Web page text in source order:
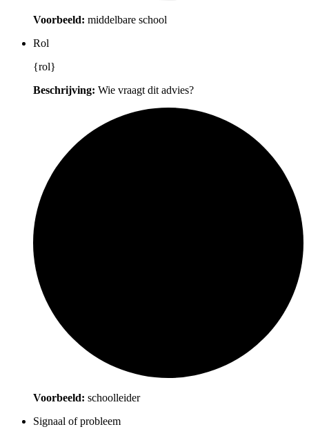
Voorbeeld: middelbare school
Rol
{rol}
Beschrijving: Wie vraagt dit advies?
Voorbeeld: schoolleider
Signaal of probleem